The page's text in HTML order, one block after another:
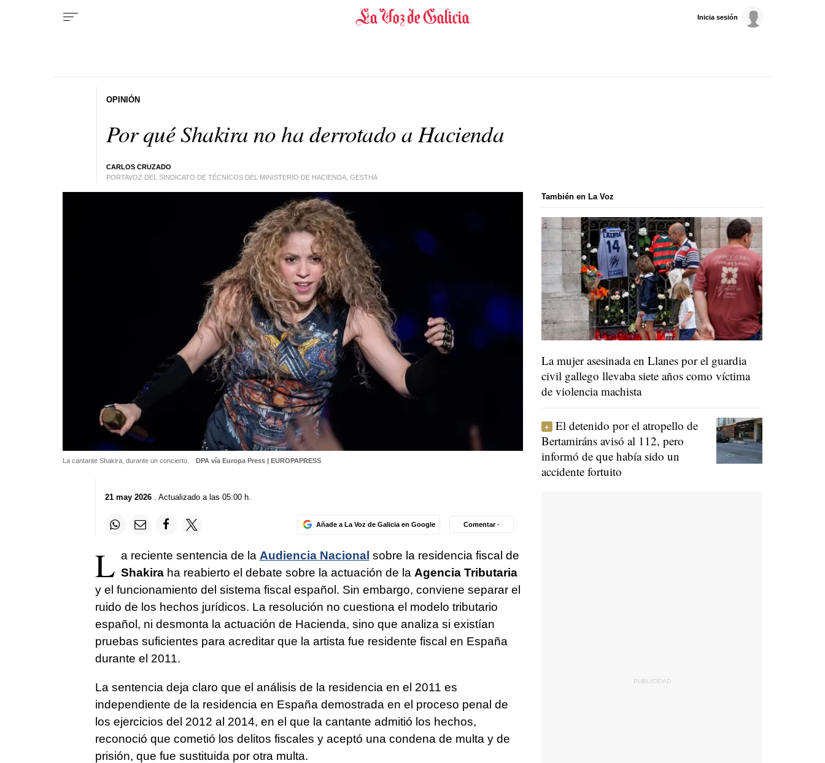
Inicia sesión
Por qué Shakira no ha derrotado a Hacienda
CARLOS CRUZADO
PORTAVOZ DEL SINDICATO DE TÉCNICOS DEL MINISTERIO DE HACIENDA, GESTHA
OPINIÓN
La cantante Shakira, durante un concierto. DPA vía Europa Press | EUROPAPRESS
21 may 2026. Actualizado a las 05:00 h.
Añade a La Voz de Galicia en Google Comentar ·
L a reciente sentencia de la Audiencia Nacional sobre la residencia fiscal de
Shakiraha reabierto el debate sobre la actuación de la Agencia Tributaria
y el funcionamiento del sistema fiscal español. Sin embargo, conviene separar el
ruido de los hechos jurídicos. La resolución no cuestiona el modelo tributario
español, ni desmonta la actuación de Hacienda, sino que analiza si existían
pruebas suficientes para acreditar que la artista fue residente fiscal en España
durante el 2011.
La sentencia deja claro que el análisis de la residencia en el 2011 es
independiente de la residencia en España demostrada en el proceso penal de
los ejercicios del 2012 al 2014, en el que la cantante admitió los hechos,
reconoció que cometió los delitos fiscales y aceptó una condena de multa y de
prisión, que fue sustituida por otra multa.
También en La Voz
La mujer asesinada en Llanes por el guardia
civil gallego llevaba siete años como víctima
de violencia machista
El detenido por el atropello de
Bertamiráns avisó al 112, pero
informó de que había sido un
accidente fortuito